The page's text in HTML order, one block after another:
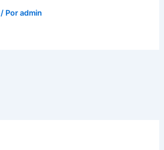
/ Poradmin